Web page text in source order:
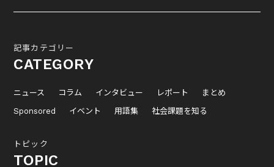
記事カテゴリー
CATEGORY
ニュース コラム インタビュー レポート
まとめ
Sponsored
イベント 用語集 社会課題を知る
トピック
TOPIC